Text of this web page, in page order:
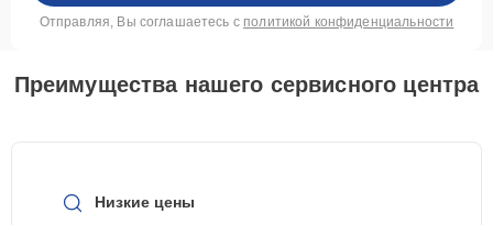
Отправляя, Вы соглашаетесь с политикой конфиденциальности
Преимущества нашего сервисного центра
Низкие цены